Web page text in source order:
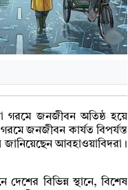
গরমে জনজীবন অতিষ্ঠ হয়ে
জনজীবন কার্যত বিপর্যস্ত
আবহাওয়াবিদরা।
বিভিন্ন স্থানে, বিশেষ